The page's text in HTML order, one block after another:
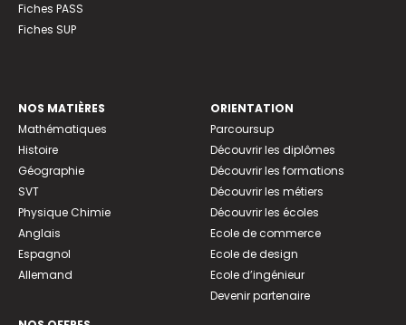
Fiches PASS
Fiches SUP
NOS MATIÈRES
Mathématiques
Histoire
Géographie
SVT
Physique Chimie
Anglais
Espagnol
Allemand
ORIENTATION
Parcoursup
Découvrir les diplômes
Découvrir les formations
Découvrir les métiers
Découvrir les écoles
Ecole de commerce
Ecole de design
Ecole d’ingénieur
Devenir partenaire